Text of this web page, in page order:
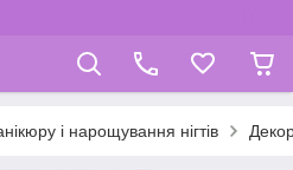
і нарощування нігтів